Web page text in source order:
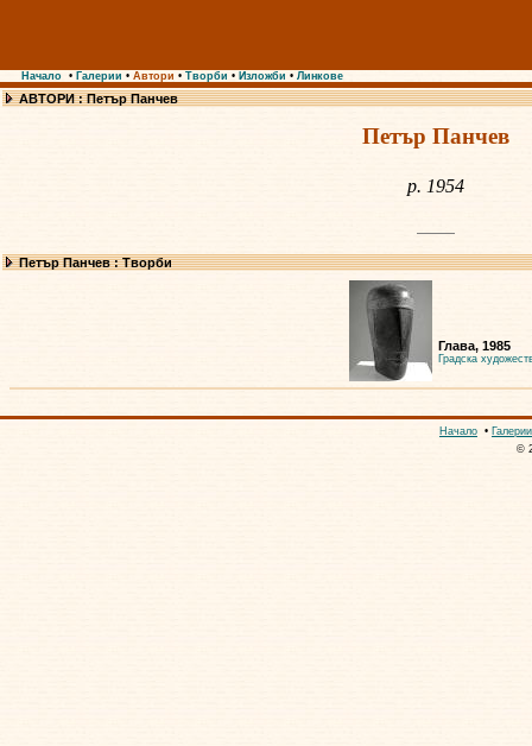
Начало • Галерии • Автори • Творби • Изложби • Линкове
АВТОРИ : Петър Панчев
Петър Панчев
р. 1954
Петър Панчев : Творби
Глава, 1985
Градска
Начало • Галерии
©